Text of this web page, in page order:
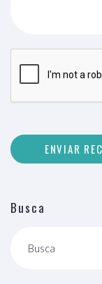
ENVIAR
Busca
Busca